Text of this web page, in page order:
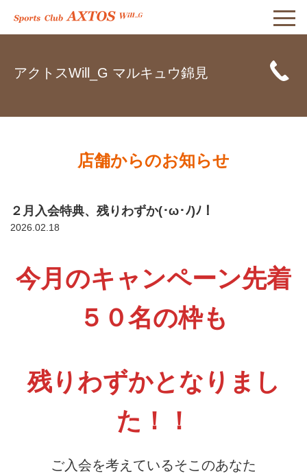
アクトスWill_G マルキュウ錦見
店舗からのお知らせ
２月入会特典、残りわずか(･ω･ﾉ)ﾉ！
2026.02.18
今月のキャンペーン先着
５０名の枠も
残りわずかとなりまし
た！！
ご入会を考えているそこのあなた